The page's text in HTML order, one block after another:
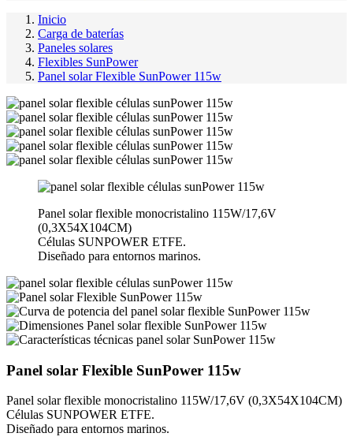
Inicio
Carga de baterías
Paneles solares
Flexibles SunPower
Panel solar Flexible SunPower 115w
Panel solar flexible monocristalino 115W/17,6V
(0,3X54X104CM)
Células SUNPOWER ETFE.
Diseñado para entornos marinos.
Panel solar Flexible SunPower 115w
Panel solar flexible monocristalino 115W/17,6V (0,3X54X104CM)
Células SUNPOWER ETFE.
Diseñado para entornos marinos.